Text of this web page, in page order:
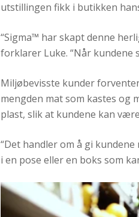
utstillingen fikk i butikken
“Sigma™ har skapt denne
forklarer Luke. “Når kundene
Miljøbevisste kunder
mengden mat som kastes og
plast, slik at kundene kan
“Det handler om å gi
i en pose eller en boks som